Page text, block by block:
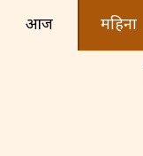
आज महिना